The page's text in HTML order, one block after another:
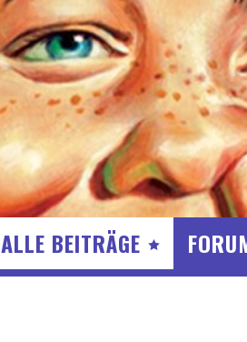
ALLE BEITRÄGE